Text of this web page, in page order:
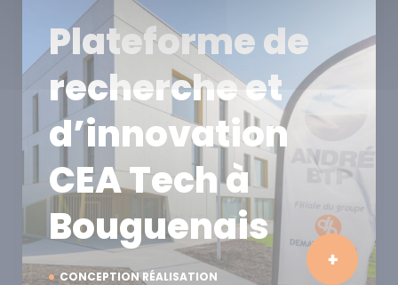
CONCEPTION RÉALISATION
Plateforme de
recherche et
d’innovation
CEA Tech à
Bouguenais